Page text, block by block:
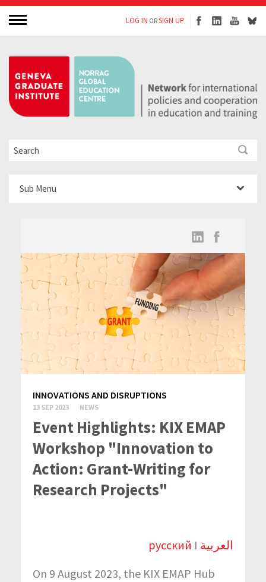
LOG IN ORSIGN UP
Sub Menu
INNOVATIONS AND DISRUPTIONS
13 SEP 2023 NEWS
Event Highlights: KIX EMAP
Workshop "Innovation to
Action: Grant-Writing for
Research Projects"
русский I العربية
On 9 August 2023, the KIX EMAP Hub